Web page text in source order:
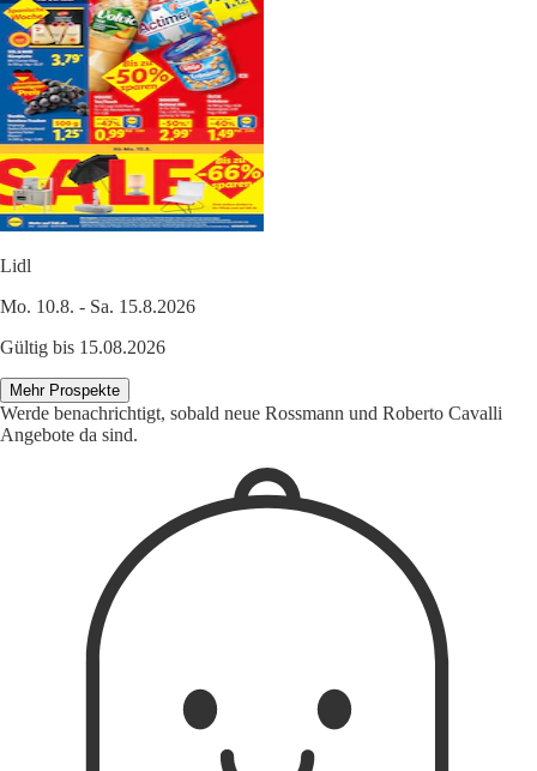
Lidl
Mo. 10.8. - Sa. 15.8.2026
Gültig bis 15.08.2026
Mehr Prospekte
Werde benachrichtigt, sobald neue Rossmann und Roberto Cavalli
Angebote da sind.